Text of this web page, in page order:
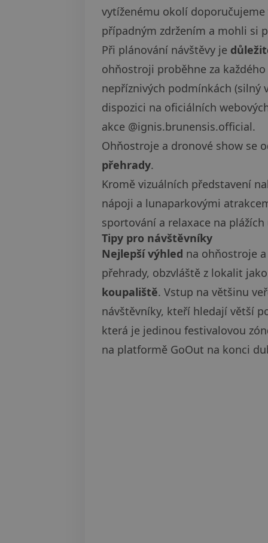
vytíženému okolí
případným zdržením a mohli si
Při plánování návštěvy je
ohňostroji proběhne za
nepříznivých podmínkách (silný
dispozici na oficiálních
akce @ignis.brunensis.official.
Ohňostroje a dronové show se
přehrady.
Kromě vizuálních představení
nápoji a lunaparkovými
sportování a relaxace na plážích
Tipy pro návštěvníky
Nejlepší výhled na ohňostroje
přehrady, obzvláště z lokalit
koupaliště. Vstup na většinu
návštěvníky, kteří hledají větší
která je jedinou festivalovou
na platformě GoOut na konci